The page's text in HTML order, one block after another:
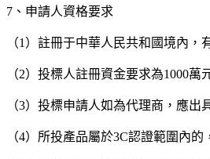
7、申請人資格要求
（1）註冊于中華人民共和國境內
（2）投標人註冊資金要求為1000萬
（3）投標申請人如為代理商，應
（4）所投產品屬於3C認證範圍內